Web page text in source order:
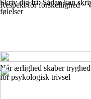
Skriv dig fri: Sådan kan
følelser
Respekt for forskellighed –
Når ærlighed skaber
for psykologisk trivsel